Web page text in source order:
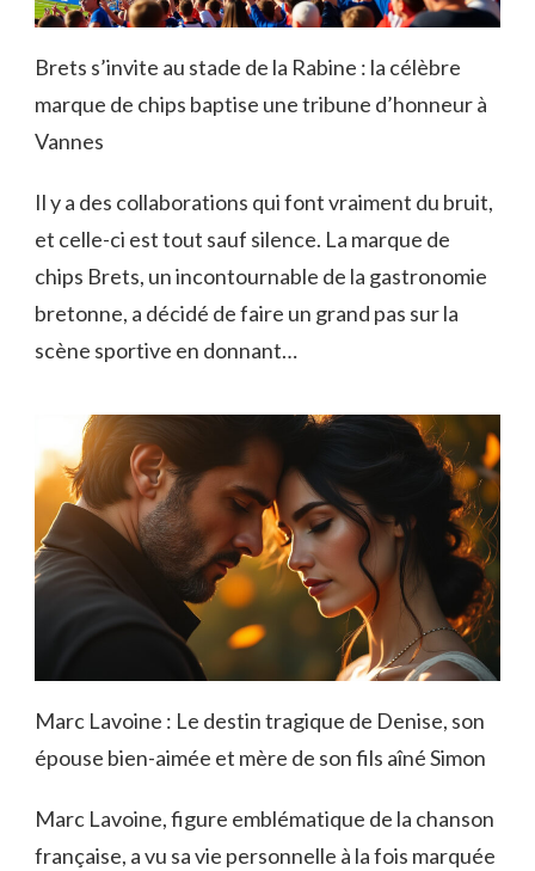
Brets s’invite au stade de la Rabine : la célèbre
marque de chips baptise une tribune d’honneur à
Vannes
Il y a des collaborations qui font vraiment du bruit,
et celle-ci est tout sauf silence. La marque de
chips Brets, un incontournable de la gastronomie
bretonne, a décidé de faire un grand pas sur la
scène sportive en donnant…
Marc Lavoine : Le destin tragique de Denise, son
épouse bien-aimée et mère de son fils aîné Simon
Marc Lavoine, figure emblématique de la chanson
française, a vu sa vie personnelle à la fois marquée